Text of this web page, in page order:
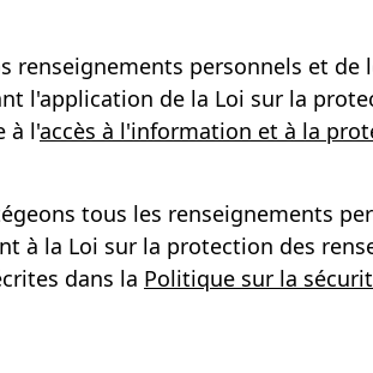
renseignements personnels et de
l'application de la Loi sur la
à l'accès à l'information et à la
tous les renseignements
à la Loi sur la protection des
dans la Politique sur la